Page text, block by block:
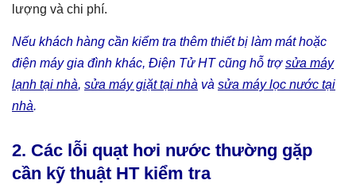
lượng và chi phí.
Nếu khách hàng cần kiểm tra thêm thiết bị làm mát hoặc
điện máy gia đình khác, Điện Tử HT cũng hỗ trợsửa máy
lạnh tại nhà, sửa máy giặt tại nhà và sửa máy lọc nước tại
nhà.
2. Các lỗi quạt hơi nước thường gặp
cần kỹ thuật HT kiểm tra